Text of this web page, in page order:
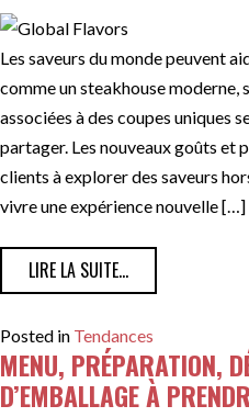
Les saveurs du monde peuvent
comme un steakhouse moderne,
associées à des coupes uniques
partager. Les nouveaux goûts et
clients à explorer des saveurs
vivre une expérience nouvelle […]
LIRE LA SUITE…FROM DONNER
Posted in Tendances
MENU, PRÉPARATION,
D’EMBALLAGE À